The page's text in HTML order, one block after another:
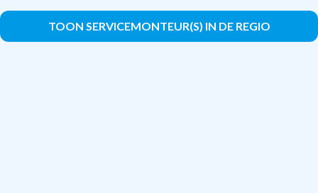
TOON SERVICEMONTEUR(S) IN DE REGIO